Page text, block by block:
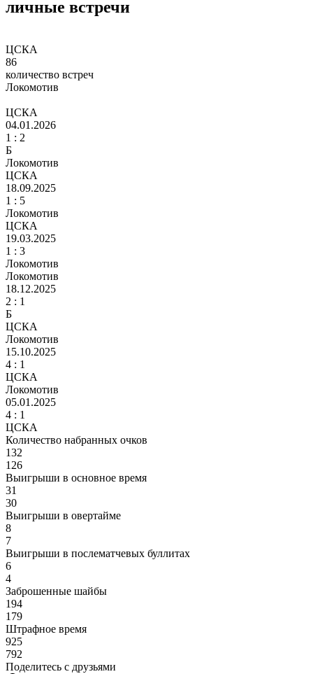
личные встречи
ЦСКА
86
количество встреч
Локомотив
ЦСКА
04.01.2026
1 : 2
Б
Локомотив
ЦСКА
18.09.2025
1 : 5
Локомотив
ЦСКА
19.03.2025
1 : 3
Локомотив
Локомотив
18.12.2025
2 : 1
Б
ЦСКА
Локомотив
15.10.2025
4 : 1
ЦСКА
Локомотив
05.01.2025
4 : 1
ЦСКА
Количество набранных очков
132
126
Выигрыши в основное время
31
30
Выигрыши в овертайме
8
7
Выигрыши в послематчевых буллитах
6
4
Заброшенные шайбы
194
179
Штрафное время
925
792
Поделитесь c друзьями